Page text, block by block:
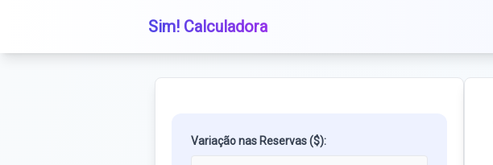
Sim! Calculadora
Variação nas Reservas ($):